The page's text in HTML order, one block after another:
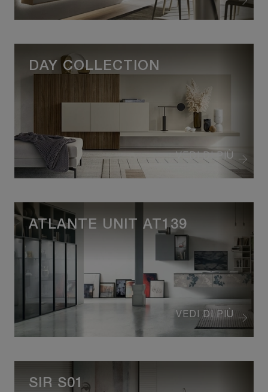
VEDI DI PIÙ
DAY COLLECTION
VEDI DI PIÙ
ATLANTE UNIT AT139
SIR S01